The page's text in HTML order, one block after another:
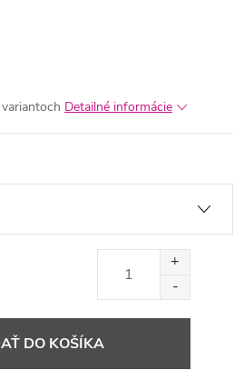
Detailné informácie
DO KOŠÍKA